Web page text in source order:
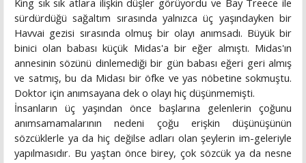
King sık sık atlara ilişkin düşler görüyordu ve Bay Treece ile
sürdürdüğü sağaltım sırasında yalnızca üç yaşındayken bir
Havvai gezisi sırasında olmuş bir olayı anımsadı. Büyük bir
binici olan babası küçük Midas'a bir eğer almıştı. Midas'ın
annesinin sözünü dinlemediği bir gün babası eğeri geri almış
ve satmış, bu da Midası bir öfke ve yas nöbetine sokmuştu.
Doktor için anımsayana dek o olayı hiç düşünmemişti.
İnsanların üç yaşından önce başlarına gelenlerin çoğunu
anımsamamalarının nedeni çoğu erişkin düşünüşünün
sözcüklerle ya da hiç değilse adları olan şeylerin im-geleriyle
yapılmasıdır. Bu yaştan önce birey, çok sözcük ya da nesne